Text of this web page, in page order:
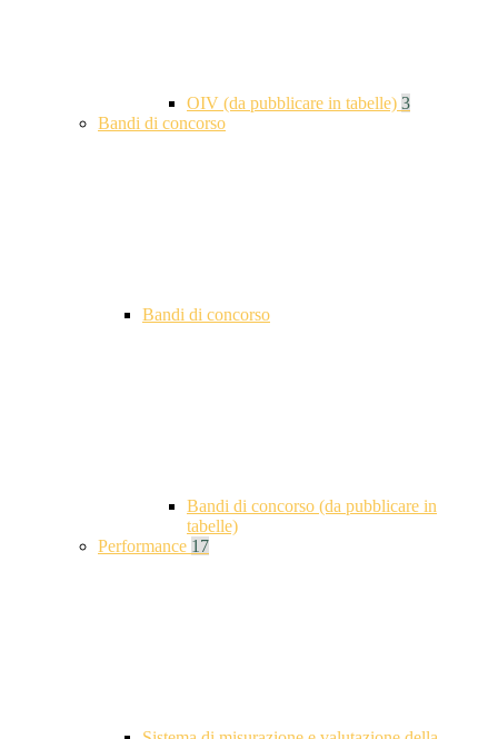
OIV (da pubblicare in tabelle) 3
Bandi di concorso
Bandi di concorso
Bandi di concorso (da pubblicare in
tabelle)
Performance 17